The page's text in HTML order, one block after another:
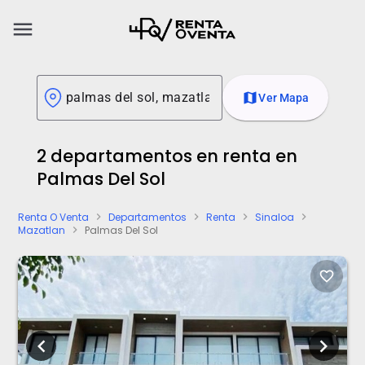
menu
mapVer Mapa
2 departamentos en renta en
Palmas Del Sol
Renta O Venta chevron_right Departamentos chevron_right Renta chevron_right Sinaloa chevron_right
Mazatlan chevron_right Palmas Del Sol
favorite_border
chevron_left chevron_right